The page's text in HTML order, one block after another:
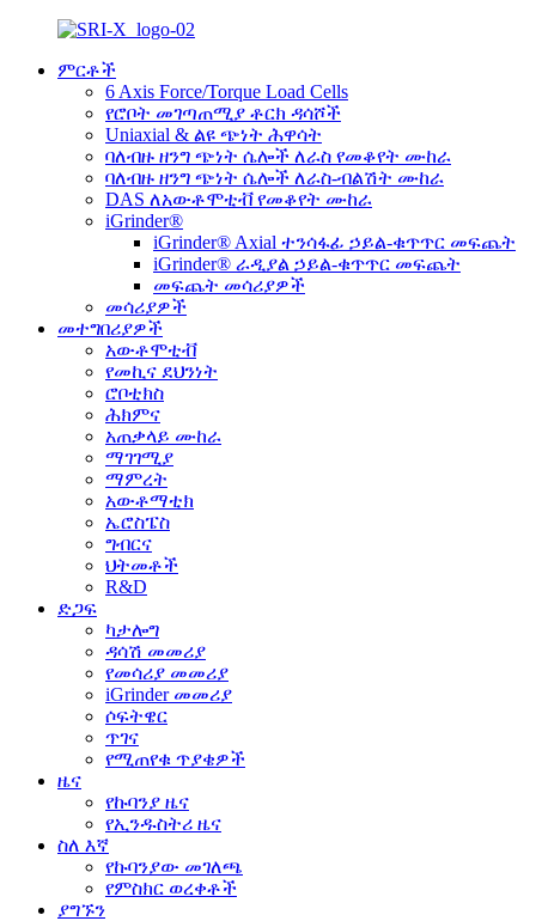
ምርቶች
6 Axis Force/Torque Load Cells
የሮቦት መገጣጠሚያ ቶርክ ዳሳሾች
Uniaxial & ልዩ ጭነት ሕዋሳት
ባለብዙ ዘንግ ጭነት ሴሎች ለራስ የመቆየት ሙከራ
ባለብዙ ዘንግ ጭነት ሴሎች ለራስ-ብልሽት ሙከራ
DAS ለአውቶሞቲቭ የመቆየት ሙከራ
iGrinder®
iGrinder® Axial ተንሳፋፊ ኃይል-ቁጥጥር መፍጨት
iGrinder® ራዲያል ኃይል-ቁጥጥር መፍጨት
መፍጨት መሳሪያዎች
መሳሪያዎች
መተግበሪያዎች
አውቶሞቲቭ
የመኪና ደህንነት
ሮቦቲክስ
ሕክምና
አጠቃላይ ሙከራ
ማገገሚያ
ማምረት
አውቶማቲክ
ኤሮስፔስ
ግብርና
ህትመቶች
R&D
ድጋፍ
ካታሎግ
ዳሳሽ መመሪያ
የመሳሪያ መመሪያ
iGrinder መመሪያ
ሶፍትዌር
ጥገና
የሚጠየቁ ጥያቄዎች
ዜና
የኩባንያ ዜና
የኢንዱስትሪ ዜና
ስለ እኛ
የኩባንያው መገለጫ
የምስክር ወረቀቶች
ያግኙን